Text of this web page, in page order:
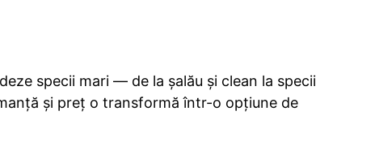
specii mari — de la șalău și clean la specii
și preț o transformă într-o opțiune de